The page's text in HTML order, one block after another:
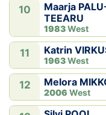
10
Maarja
TEEARU
1983West
11 Katrin
1963West
12 Melora
2006 West